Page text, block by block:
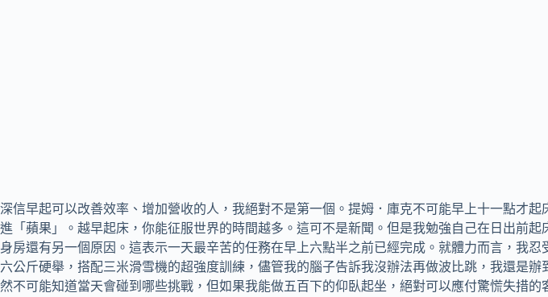
深信早起可以改善效率、增加營收的人，我絕對不是第一個。提姆．庫克不可能早上十一點才起
進「蘋果」。越早起床，你能征服世界的時間越多。這可不是新聞。但是我勉強自己在日出前起
身房還有另一個原因。這表示一天最辛苦的任務在早上六點半之前已經完成。就體力而言，我忍
六公斤硬舉，搭配三米滑雪機的超強度訓練，儘管我的腦子告訴我沒辦法再做波比跳，我還是辦
然不可能知道當天會碰到哪些挑戰，但如果我能做五百下的仰臥起坐，絕對可以應付驚慌失措的